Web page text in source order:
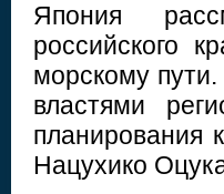
Япония
российского
морскому
властями
планирования
Нацухико